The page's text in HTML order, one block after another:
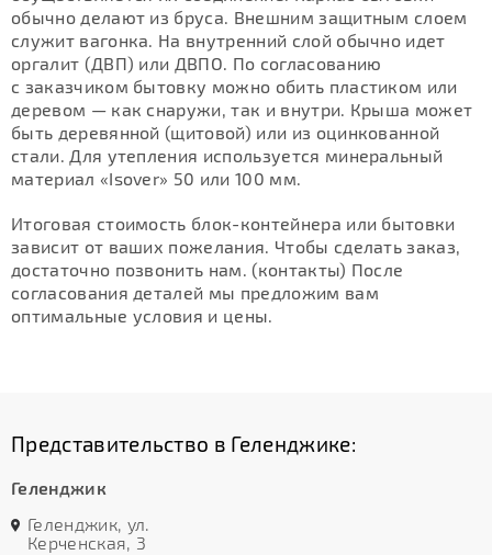
обычно делают из бруса. Внешним защитным слоем
служит вагонка. На внутренний слой обычно идет
оргалит (ДВП) или ДВПО. По согласованию
с заказчиком бытовку можно обить пластиком или
деревом — как снаружи, так и внутри. Крыша может
быть деревянной (щитовой) или из оцинкованной
стали. Для утепления используется минеральный
материал «Isover» 50 или 100 мм.
Итоговая стоимость блок-контейнера или бытовки
зависит от ваших пожелания. Чтобы сделать заказ,
достаточно позвонить нам. (контакты) После
согласования деталей мы предложим вам
оптимальные условия и цены.
Представительство в Геленджике:
Геленджик
Геленджик, ул.
Керченская, 3